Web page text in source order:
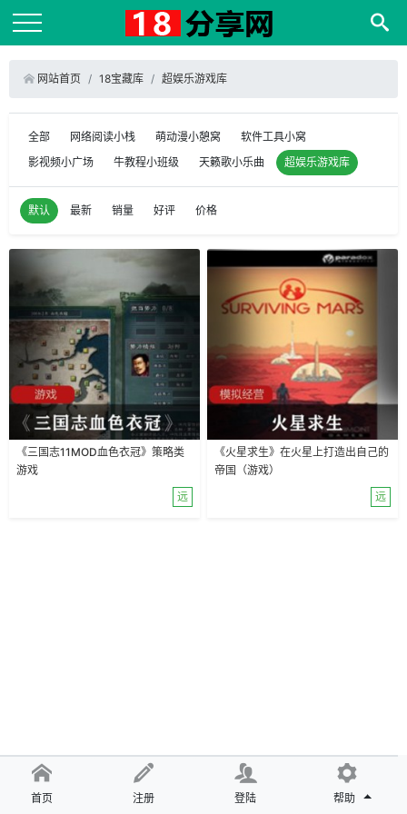
网站首页 18宝藏库 超娱乐游戏库
全部 网络阅读小栈 萌动漫小憩窝
软件工具小窝
影视频小广场
牛教程小班级 天籁歌小乐曲 超娱乐游戏库
默认 最新 销量 好评 价格
《三国志11MOD血色衣冠》策略类
游戏
远
《火星求生》在火星上打造出自己的
帝国（游戏）
远
首页 注册 登陆 帮助